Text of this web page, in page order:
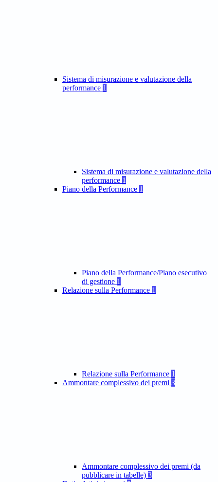
Sistema di misurazione e valutazione della
performance 1
Sistema di misurazione e valutazione della
performance 1
Piano della Performance 1
Piano della Performance/Piano esecutivo
di gestione 1
Relazione sulla Performance 1
Relazione sulla Performance 1
Ammontare complessivo dei premi 3
Ammontare complessivo dei premi (da
pubblicare in tabelle) 3